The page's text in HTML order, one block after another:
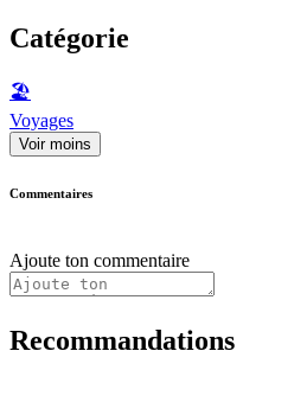
Catégorie
🏖
Voyages
Voir moins
Commentaires
Ajoute ton commentaire
Recommandations